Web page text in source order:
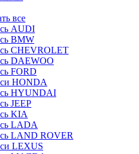
все
AUDI
BMW
CHEVROLET
DAEWOO
FORD
HONDA
HYUNDAI
JEEP
KIA
LADA
LAND ROVER
LEXUS